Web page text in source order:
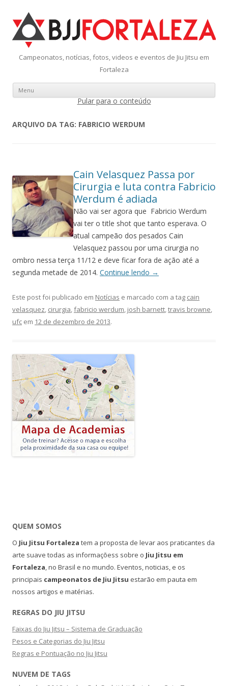
Campeonatos, notícias, fotos, videos e eventos de Jiu Jitsu em
Fortaleza
Menu
Pular para o conteúdo
ARQUIVO DA TAG: FABRICIO WERDUM
Cain Velasquez Passa por
Cirurgia e luta contra Fabricio
Werdum é adiada
Não vai ser agora que Fabricio Werdum
vai ter o title shot que tanto esperava. O
atual campeão dos pesados Cain
Velasquez passou por uma cirurgia no
ombro nessa terça 11/12 e deve ficar fora de ação até a
segunda metade de 2014. Continue lendo →
Este post foi publicado em Notícias e marcado com a tag cain
velasquez, cirurgia,fabricio werdum, josh barnett,travis browne,
ufc em 12 de dezembro de 2013.
QUEM SOMOS
O Jiu Jitsu Fortaleza tem a proposta de levar aos praticantes da
arte suave todas as informaçõess sobre o Jiu Jitsu em
Fortaleza, no Brasil e no mundo. Eventos, noticias, e os
principais campeonatos de Jiu Jitsu estarão em pauta em
nossos artigos e matérias.
REGRAS DO JIU JITSU
Faixas do Jiu Jitsu – Sistema de Graduação
Pesos e Categorias do Jiu Jitsu
Regras e Pontuação no Jiu Jitsu
NUVEM DE TAGS